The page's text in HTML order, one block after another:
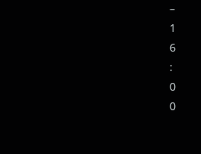
–
1
6
:
0
0